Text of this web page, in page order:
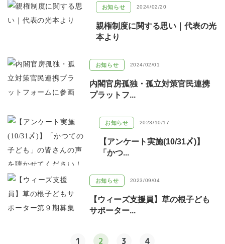
お知らせ 2024/02/20
親権制度に関する思い｜代表の光
本より
お知らせ 2024/02/01
内閣官房孤独・孤立対策官民連携
プラットフ...
お知らせ 2023/10/17
【アンケート実施(10/31〆)】
「かつ...
お知らせ 2023/09/04
【ウィーズ支援員】草の根子ども
サポーター...
1 2 3 4